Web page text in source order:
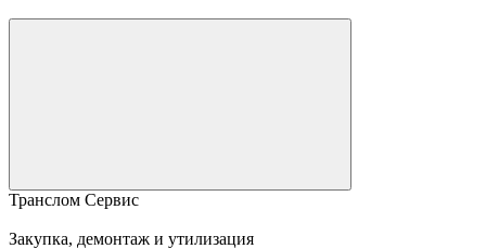
Транслом Сервис
Закупка, демонтаж и утилизация